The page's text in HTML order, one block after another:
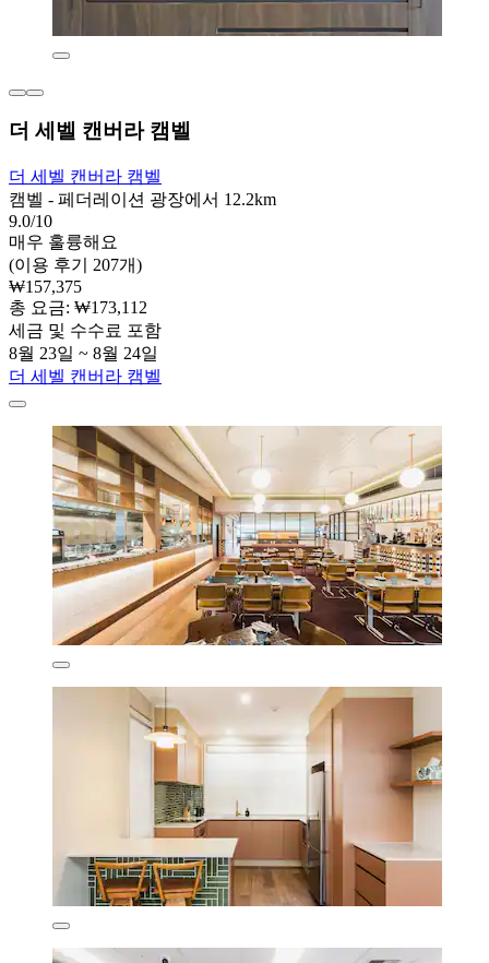
더 세벨 캔버라 캠벨
더 세벨 캔버라 캠벨
캠벨 - 페더레이션 광장에서 12.2km
9.0/10
매우 훌륭해요
(이용 후기 207개)
₩157,375
총 요금: ₩173,112
세금 및 수수료 포함
8월 23일 ~ 8월 24일
더 세벨 캔버라 캠벨